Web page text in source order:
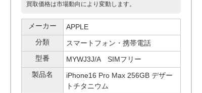
買取価格は市場動向により変動します。
メーカー
APPLE
分類
スマートフォン・携帯電話
型番
MYWJ3J/A SIMフリー
製品名
iPhone16 Pro Max 256GB デザー
トチタニウム